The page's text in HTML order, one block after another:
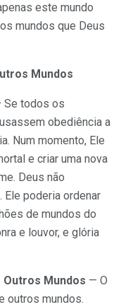
este mundo
mundos que Deus
Mundos
Se todos os
obediência a
Num momento, Ele
e criar uma nova
Deus não
Ele poderia ordenar
de mundos do
e louvor, e glória
Outros Mundos — O
outros mundos.